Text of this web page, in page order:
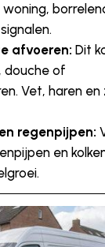
afvoeren: Dit
douche of
Vet, haren en
regenpijpen:
en